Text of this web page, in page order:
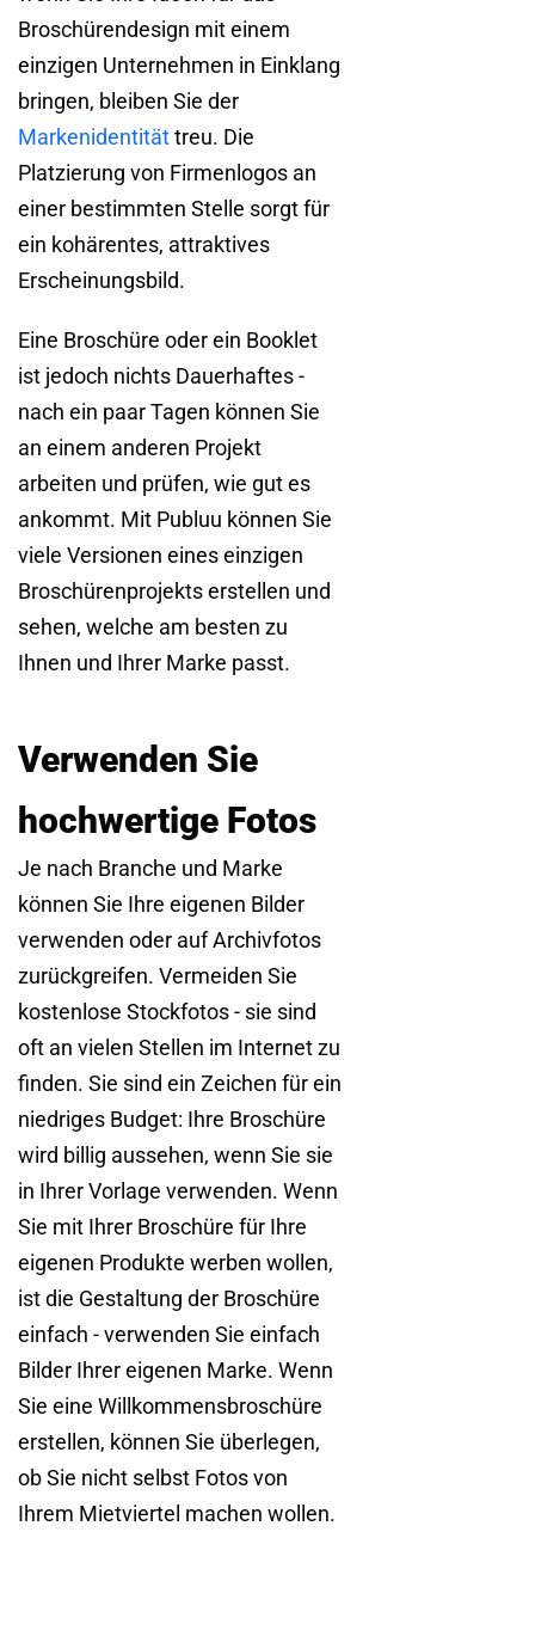
Broschürendesign mit einem
einzigen Unternehmen in Einklang
bringen, bleiben Sie der
Markenidentitättreu. Die
Platzierung von Firmenlogos an
einer bestimmten Stelle sorgt für
ein kohärentes, attraktives
Erscheinungsbild.
Eine Broschüre oder ein Booklet
ist jedoch nichts Dauerhaftes -
nach ein paar Tagen können Sie
an einem anderen Projekt
arbeiten und prüfen, wie gut es
ankommt. Mit Publuu können Sie
viele Versionen eines einzigen
Broschürenprojekts erstellen und
sehen, welche am besten zu
Ihnen und Ihrer Marke passt.
Verwenden Sie
hochwertige Fotos
Je nach Branche und Marke
können Sie Ihre eigenen Bilder
verwenden oder auf Archivfotos
zurückgreifen. Vermeiden Sie
kostenlose Stockfotos - sie sind
oft an vielen Stellen im Internet zu
finden. Sie sind ein Zeichen für ein
niedriges Budget: Ihre Broschüre
wird billig aussehen, wenn Sie sie
in Ihrer Vorlage verwenden. Wenn
Sie mit Ihrer Broschüre für Ihre
eigenen Produkte werben wollen,
ist die Gestaltung der Broschüre
einfach - verwenden Sie einfach
Bilder Ihrer eigenen Marke. Wenn
Sie eine Willkommensbroschüre
erstellen, können Sie überlegen,
ob Sie nicht selbst Fotos von
Ihrem Mietviertel machen wollen.